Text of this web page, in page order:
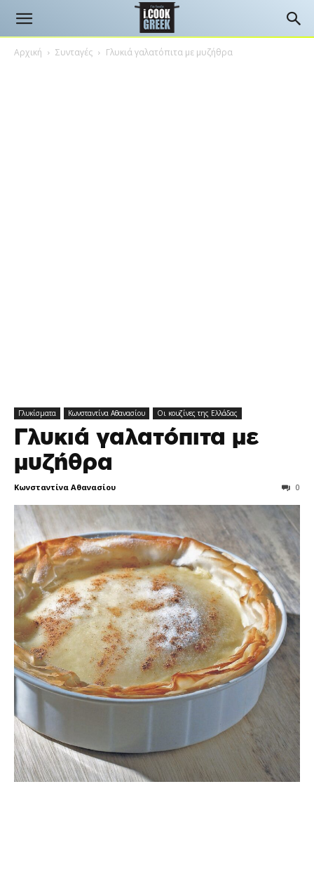
Αρχική Συνταγές Γλυκιά γαλατόπιτα με μυζήθρα
Γλυκίσματα Κωνσταντίνα Αθανασίου Οι κουζίνες της Ελλάδας
Γλυκιά γαλατόπιτα με
μυζήθρα
Κωνσταντίνα Αθανασίου 0